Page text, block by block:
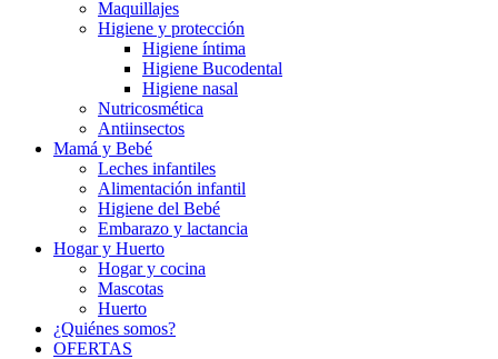
Maquillajes
Higiene y protección
Higiene íntima
Higiene Bucodental
Higiene nasal
Nutricosmética
Antiinsectos
Mamá y Bebé
Leches infantiles
Alimentación infantil
Higiene del Bebé
Embarazo y lactancia
Hogar y Huerto
Hogar y cocina
Mascotas
Huerto
¿Quiénes somos?
OFERTAS